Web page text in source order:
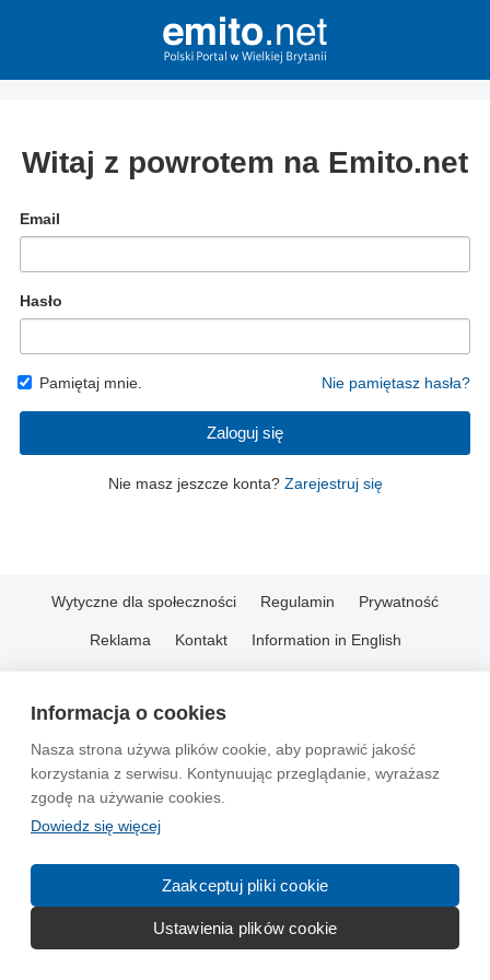
Informacja o cookies
Nasza strona używa plików cookie, aby poprawić jakość
korzystania z serwisu. Kontynuując przeglądanie, wyrażasz
zgodę na używanie cookies.
Dowiedz się więcej
Zaakceptuj pliki cookie
Ustawienia plików cookie
Witaj z powrotem na Emito.net
Email
Hasło
Pamiętaj mnie. Nie pamiętasz hasła?
Zaloguj się
Nie masz jeszcze konta? Zarejestruj się
Wytyczne dla społeczności Regulamin Prywatność
Reklama Kontakt Information in English